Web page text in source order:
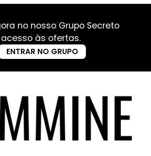
no nosso Grupo Secreto
às ofertas.
ENTRAR NO GRUPO